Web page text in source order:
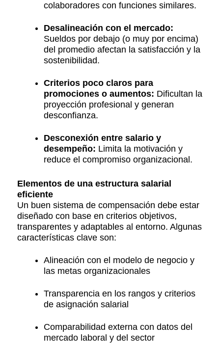
colaboradores con funciones similares.
Desalineación con el mercado:
Sueldos por debajo (o muy por encima)
del promedio afectan la satisfacción y la
sostenibilidad.
Criterios poco claros para
promociones o aumentos: Dificultan la
proyección profesional y generan
desconfianza.
Desconexión entre salario y
desempeño: Limita la motivación y
reduce el compromiso organizacional.
Elementos de una estructura salarial
eficiente
Un buen sistema de compensación debe estar
diseñado con base en criterios objetivos,
transparentes y adaptables al entorno. Algunas
características clave son:
Alineación con el modelo de negocio y
las metas organizacionales
Transparencia en los rangos y criterios
de asignación salarial
Comparabilidad externa con datos del
mercado laboral y del sector